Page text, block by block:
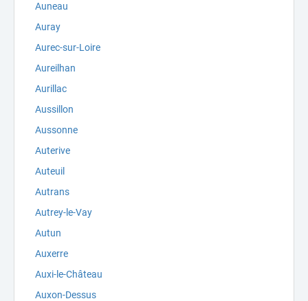
Auneau
Auray
Aurec-sur-Loire
Aureilhan
Aurillac
Aussillon
Aussonne
Auterive
Auteuil
Autrans
Autrey-le-Vay
Autun
Auxerre
Auxi-le-Château
Auxon-Dessus